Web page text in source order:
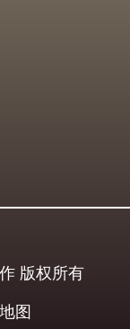
版权所有
图